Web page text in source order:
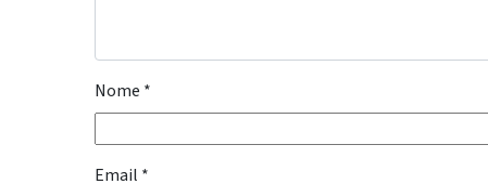
Nome *
Email *